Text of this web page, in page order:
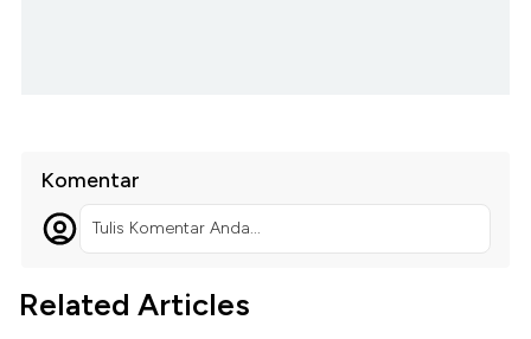
Komentar
Tulis Komentar Anda...
Related Articles